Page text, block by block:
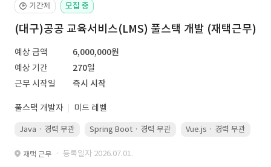
🕒 기간제 모집 중
(대구)공공 교육서비스(LMS) 풀스택 개발 (재택근무)
예상 금액
6,000,000원
예상 기간
270일
근무 시작일
즉시 시작
풀스택 개발자 미드 레벨
Java · 경력 무관 Spring Boot · 경력 무관 Vue.js · 경력 무관
재택 근무 · 등록일자 2026.07.01.